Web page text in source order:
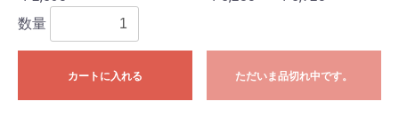
数量
カートに入れる ただいま品切れ中です。